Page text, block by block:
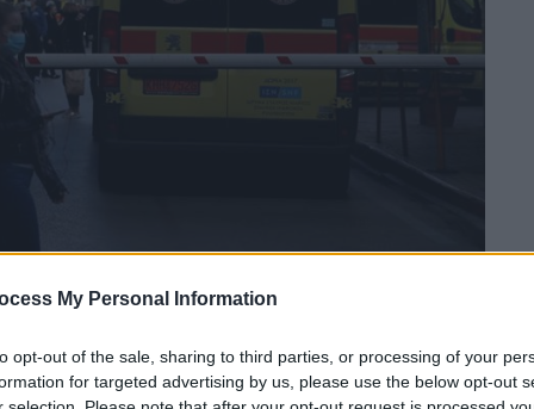
My Personal Information
opt-out of the sale, sharing to third parties, or processing of your
for targeted advertising by us, please use the below opt-out
στιγμής προχώρησε η αναπληρώτρια